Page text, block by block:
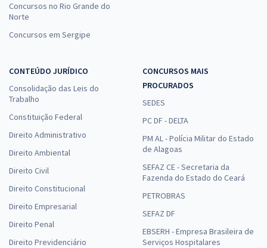
Concursos no Rio Grande do
Norte
Concursos em Sergipe
CONTEÚDO JURÍDICO
Consolidação das Leis do
Trabalho
Constituição Federal
Direito Administrativo
Direito Ambiental
Direito Civil
Direito Constitucional
Direito Empresarial
Direito Penal
Direito Previdenciário
CONCURSOS MAIS
PROCURADOS
SEDES
PC DF - DELTA
PM AL - Polícia Militar do Estado
de Alagoas
SEFAZ CE - Secretaria da
Fazenda do Estado do Ceará
PETROBRAS
SEFAZ DF
EBSERH - Empresa Brasileira de
Serviços Hospitalares